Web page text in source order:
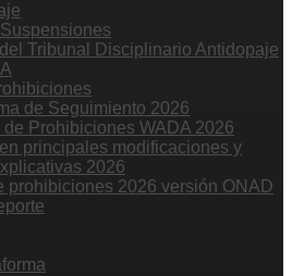
Tribunal Disciplinario Antidopaje
de Seguimiento 2026
de Prohibiciones WADA 2026
principales modificaciones y
2026
prohibiciones 2026 versión ONAD